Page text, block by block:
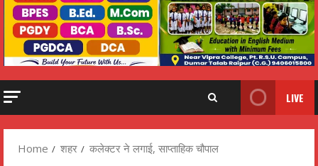
LIVE
Home शहर कलेक्टर ने लगाई, साप्ताहिक चौपाल